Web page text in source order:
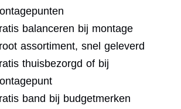
balanceren bij montage
assortiment, snel geleverd
thuisbezorgd of bij
band bij budgetmerken